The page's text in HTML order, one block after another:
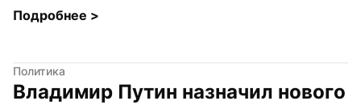
Подробнее >
Политика
Владимир Путин назначил нового